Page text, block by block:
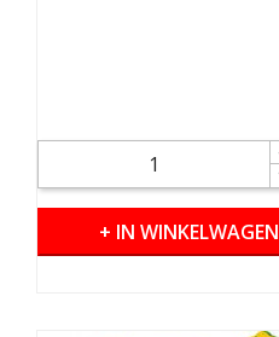
+ IN WINKELWAGEN